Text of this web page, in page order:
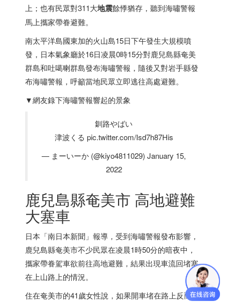
上；也有民眾對311大地震餘悸猶存，聽到海嘯警報
馬上攜家帶眷避難。
南太平洋島國東加的火山島15日下午發生大規模噴
發， 日本氣象廳於16日凌晨0時15分對鹿兒島縣奄美
群島和吐噶喇群島發布海嘯警報，隨後又對岩手縣發
布海嘯警報，呼籲當地民眾立即逃往高處避難。
▼網友錄下海嘯警報響起的景象
釧路やばい
津波くる pic.twitter.com/Isd7h87His
— まーいーか (@kiyo4811029) January 15,
2022
鹿兒島縣奄美市 高地避難
大塞車
日本 「南日本新聞」報導，受到海嘯警報發布影響，
鹿兒島縣奄美市不少民眾在凌晨1時50分的暗夜中，
攜家帶眷駕車欲前往高地避難，結果出現車流回堵塞
在上山路上的情況。
住在奄美市的41歲女性說，如果開車堵在路上反而無